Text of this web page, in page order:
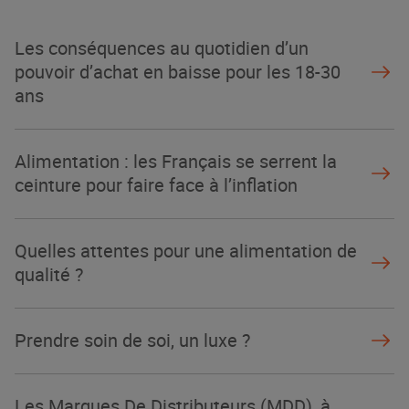
Les conséquences au quotidien d’un
pouvoir d’achat en baisse pour les 18-30
ans
Alimentation : les Français se serrent la
ceinture pour faire face à l’inflation
Quelles attentes pour une alimentation de
qualité ?
Prendre soin de soi, un luxe ?